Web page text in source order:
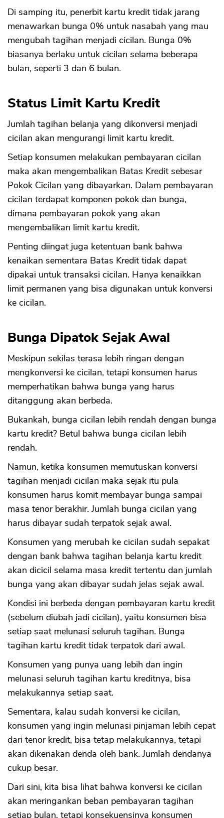
Di samping itu, penerbit kartu kredit tidak jarang
menawarkan bunga 0% untuk nasabah yang mau
mengubah tagihan menjadi cicilan. Bunga 0%
biasanya berlaku untuk cicilan selama beberapa
bulan, seperti 3 dan 6 bulan.
Status Limit Kartu Kredit
Jumlah tagihan belanja yang dikonversi menjadi
cicilan akan mengurangi limit kartu kredit.
Setiap konsumen melakukan pembayaran cicilan
maka akan mengembalikan Batas Kredit sebesar
Pokok Cicilan yang dibayarkan. Dalam pembayaran
cicilan terdapat komponen pokok dan bunga,
dimana pembayaran pokok yang akan
mengembalikan limit kartu kredit.
Penting diingat juga ketentuan bank bahwa
kenaikan sementara Batas Kredit tidak dapat
dipakai untuk transaksi cicilan. Hanya kenaikkan
limit permanen yang bisa digunakan untuk konversi
ke cicilan.
Bunga Dipatok Sejak Awal
Meskipun sekilas terasa lebih ringan dengan
mengkonversi ke cicilan, tetapi konsumen harus
memperhatikan bahwa bunga yang harus
ditanggung akan berbeda.
Bukankah, bunga cicilan lebih rendah dengan bunga
kartu kredit? Betul bahwa bunga cicilan lebih
rendah.
Namun, ketika konsumen memutuskan konversi
tagihan menjadi cicilan maka sejak itu pula
konsumen harus komit membayar bunga sampai
masa tenor berakhir. Jumlah bunga cicilan yang
harus dibayar sudah terpatok sejak awal.
Konsumen yang merubah ke cicilan sudah sepakat
dengan bank bahwa tagihan belanja kartu kredit
akan dicicil selama masa kredit tertentu dan jumlah
bunga yang akan dibayar sudah jelas sejak awal.
Kondisi ini berbeda dengan pembayaran kartu kredit
(sebelum diubah jadi cicilan), yaitu konsumen bisa
setiap saat melunasi seluruh tagihan. Bunga
tagihan kartu kredit tidak terpatok dari awal.
Konsumen yang punya uang lebih dan ingin
melunasi seluruh tagihan kartu kreditnya, bisa
melakukannya setiap saat.
Sementara, kalau sudah konversi ke cicilan,
konsumen yang ingin melunasi pinjaman lebih cepat
dari tenor kredit, bisa tetap melakukannya, tetapi
akan dikenakan denda oleh bank. Jumlah dendanya
cukup besar.
Dari sini, kita bisa lihat bahwa konversi ke cicilan
akan meringankan beban pembayaran tagihan
setiap bulan, tetapi konsekuensinya konsumen